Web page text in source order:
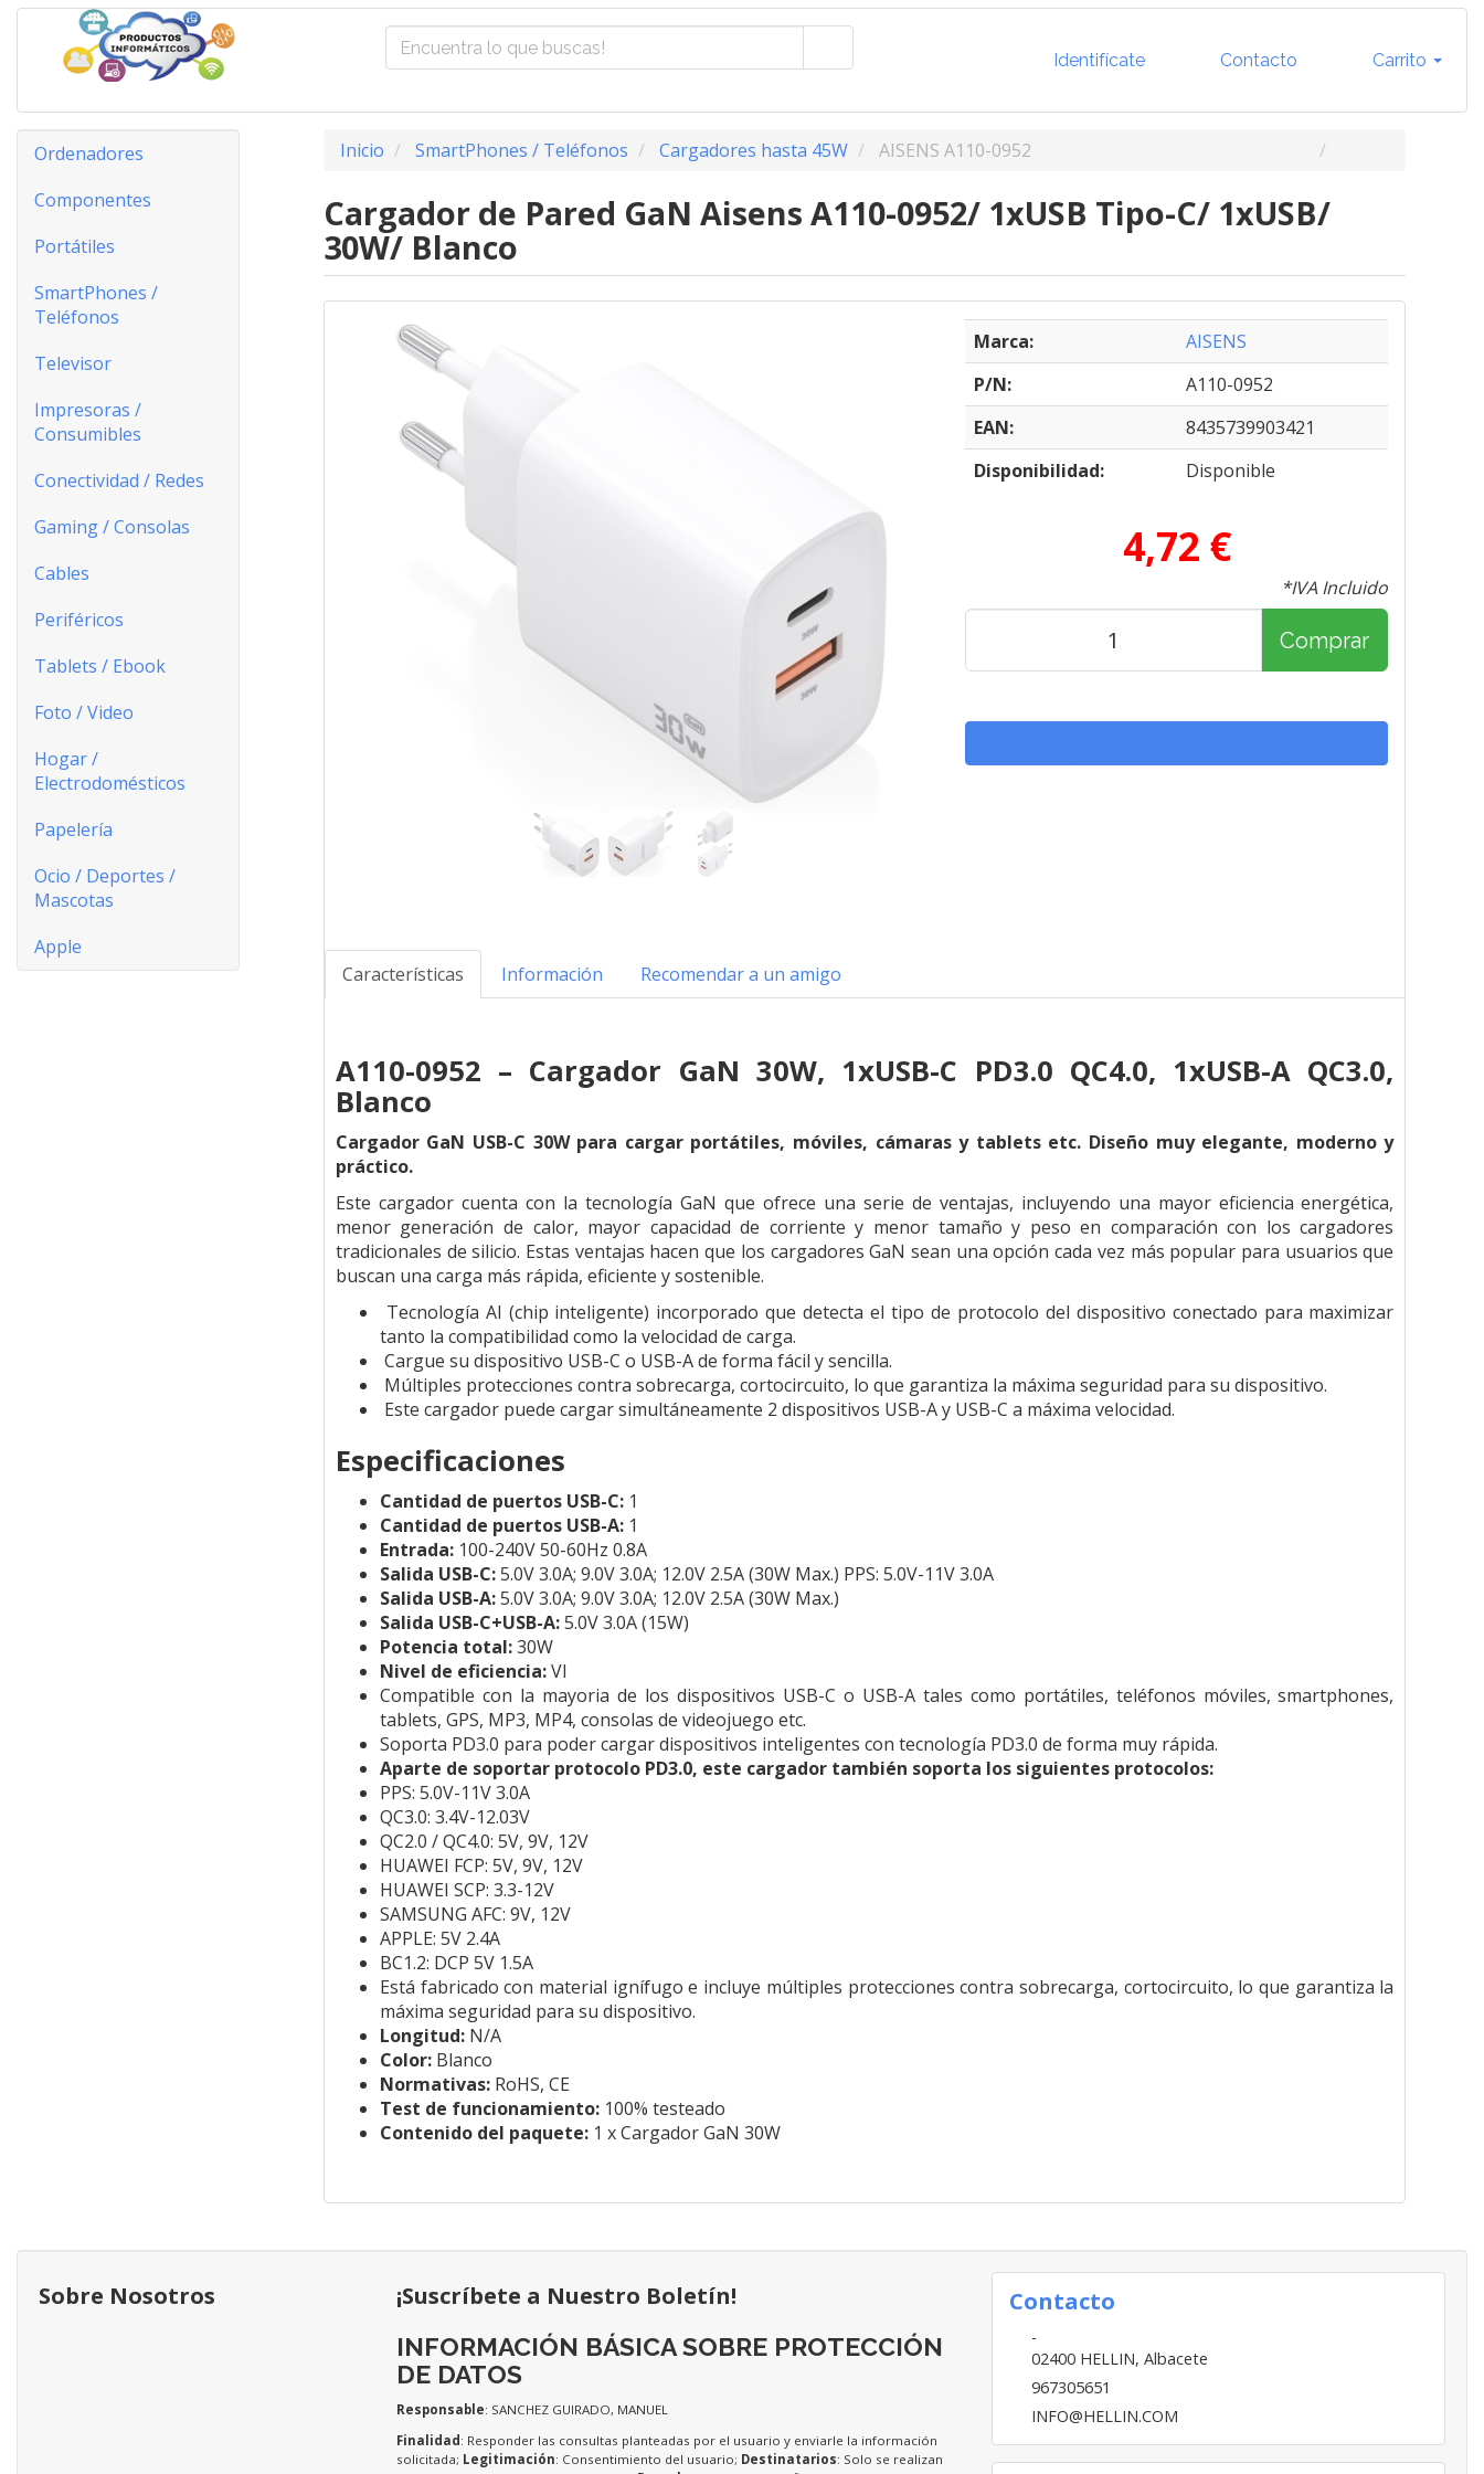
Identifícate Contacto Carrito
Ordenadores
Componentes
Portátiles
SmartPhones /
Teléfonos
Televisor
Impresoras /
Consumibles
Conectividad / Redes
Gaming / Consolas
Cables
Periféricos
Tablets / Ebook
Foto / Video
Hogar /
Electrodomésticos
Papelería
Ocio / Deportes /
Mascotas
Apple
Inicio SmartPhones / Teléfonos Cargadores hasta 45W AISENS A110-0952
Cargador de Pared GaN Aisens A110-0952/ 1xUSB Tipo-C/ 1xUSB/
30W/ Blanco
Marca:
AISENS
P/N:
A110-0952
EAN:
8435739903421
Disponibilidad:
Disponible
4,72 €
*IVA Incluido
Comprar
Características Información Recomendar a un amigo
A110-0952 – Cargador GaN 30W, 1xUSB-C PD3.0 QC4.0, 1xUSB-A QC3.0,
Blanco
Cargador GaN USB-C 30W para cargar portátiles, móviles, cámaras y tablets etc. Diseño muy elegante, moderno y
práctico.
Este cargador cuenta con la tecnología GaN que ofrece una serie de ventajas, incluyendo una mayor eficiencia energética,
menor generación de calor, mayor capacidad de corriente y menor tamaño y peso en comparación con los cargadores
tradicionales de silicio. Estas ventajas hacen que los cargadores GaN sean una opción cada vez más popular para usuarios que
buscan una carga más rápida, eficiente y sostenible.
Tecnología AI (chip inteligente) incorporado que detecta el tipo de protocolo del dispositivo conectado para maximizar
tanto la compatibilidad como la velocidad de carga.
Cargue su dispositivo USB-C o USB-A de forma fácil y sencilla.
Múltiples protecciones contra sobrecarga, cortocircuito, lo que garantiza la máxima seguridad para su dispositivo.
Este cargador puede cargar simultáneamente 2 dispositivos USB-A y USB-C a máxima velocidad.
Especificaciones
Cantidad de puertos USB-C:1
Cantidad de puertos USB-A: 1
Entrada: 100-240V 50-60Hz 0.8A
Salida USB-C:5.0V 3.0A; 9.0V 3.0A; 12.0V 2.5A (30W Max.) PPS: 5.0V-11V 3.0A
Salida USB-A:5.0V 3.0A; 9.0V 3.0A; 12.0V 2.5A (30W Max.)
Salida USB-C+USB-A:5.0V 3.0A (15W)
Potencia total:30W
Nivel de eficiencia:VI
Compatible con la mayoria de los dispositivos USB-C o USB-A tales como portátiles, teléfonos móviles, smartphones,
tablets, GPS, MP3, MP4, consolas de videojuego etc.
Soporta PD3.0 para poder cargar dispositivos inteligentes con tecnología PD3.0 de forma muy rápida.
Aparte de soportar protocolo PD3.0, este cargador también soporta los siguientes protocolos:
PPS: 5.0V-11V 3.0A
QC3.0: 3.4V-12.03V
QC2.0 / QC4.0: 5V, 9V, 12V
HUAWEI FCP: 5V, 9V, 12V
HUAWEI SCP: 3.3-12V
SAMSUNG AFC: 9V, 12V
APPLE: 5V 2.4A
BC1.2: DCP 5V 1.5A
Está fabricado con material ignífugo e incluye múltiples protecciones contra sobrecarga, cortocircuito, lo que garantiza la
máxima seguridad para su dispositivo.
Longitud:N/A
Color:Blanco
Normativas:RoHS, CE
Test de funcionamiento:100% testeado
Contenido del paquete: 1 x Cargador GaN 30W
Sobre Nosotros
¡Suscríbete a Nuestro Boletín!
INFORMACIÓN BÁSICA SOBRE PROTECCIÓN
DE DATOS
Responsable: SANCHEZ GUIRADO, MANUEL
Finalidad : Responder las consultas planteadas por el usuario y enviarle la información
solicitada; Legitimación: Consentimiento del usuario; Destinatarios: Solo se realizan
Contacto
-
02400 HELLIN, Albacete
967305651
INFO@HELLIN.COM